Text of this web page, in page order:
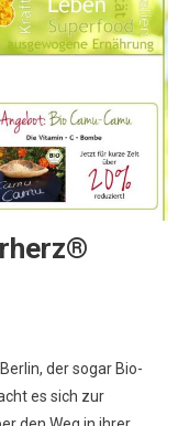
der sogar Bio-
es sich zur